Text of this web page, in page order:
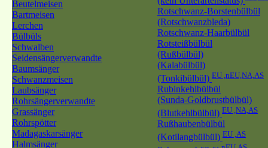
Beutelmeisen
Bartmeisen
Lerchen
Bülbüls
Schwalben
Seidensängerverwandte
Baumsänger
Schwanzmeisen
Laubsänger
Rohrsängerverwandte
Grassänger
Rohrspötter
Madagaskarsänger
Halmsänger
Rotschwanz-Borstenbülbül
(Rotschwanzbleda)
Rotschwanz-Haarbülbül
Rotsteißbülbül
(Rußbülbül)
(Kalabülbül)
(Tonkibülbül) EU ,nEU,NA,AS
Rubinkehlbülbül
(Sunda-Goldbrustbülbül)
(Blutkehlbülbül) EU ,NA,AS
Rußhaubenbülbül
(Kotilangbülbül) EU ,AS